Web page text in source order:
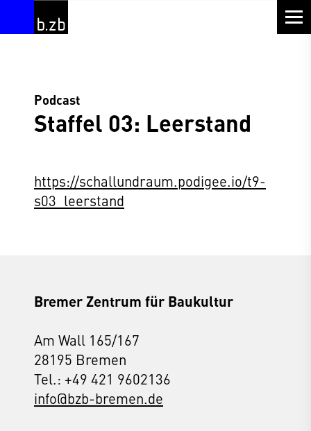
Podcast
Staffel 03: Leerstand
https://schallundraum.podigee.io/t9-
s03_leerstand
Bremer Zentrum für Baukultur
Am Wall 165/167
28195 Bremen
Tel.: +49 421 9602136
info@bzb-bremen.de